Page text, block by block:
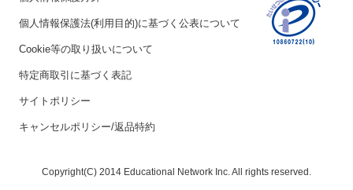
個人情報保護法(利用目的)に基づく公表について
Cookie等の取り扱いについて
特定商取引に基づく表記
サイトポリシー
キャンセルポリシー/返品特約
Copyright(C) 2014 Educational Network Inc. All rights reserved.